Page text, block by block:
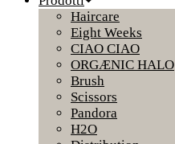
Haircare
Eight Weeks
CIAO CIAO
ORGÆNIC HALO
Brush
Scissors
Pandora
H2O